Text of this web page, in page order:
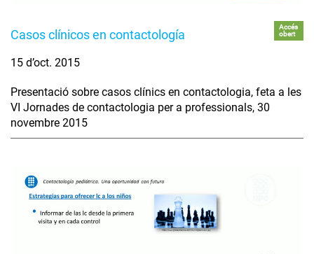
Casos clínicos en contactología
Accés
obert
15 d’oct. 2015
Presentació sobre casos clínics en contactologia, feta a les
VI Jornades de contactologia per a professionals, 30
novembre 2015